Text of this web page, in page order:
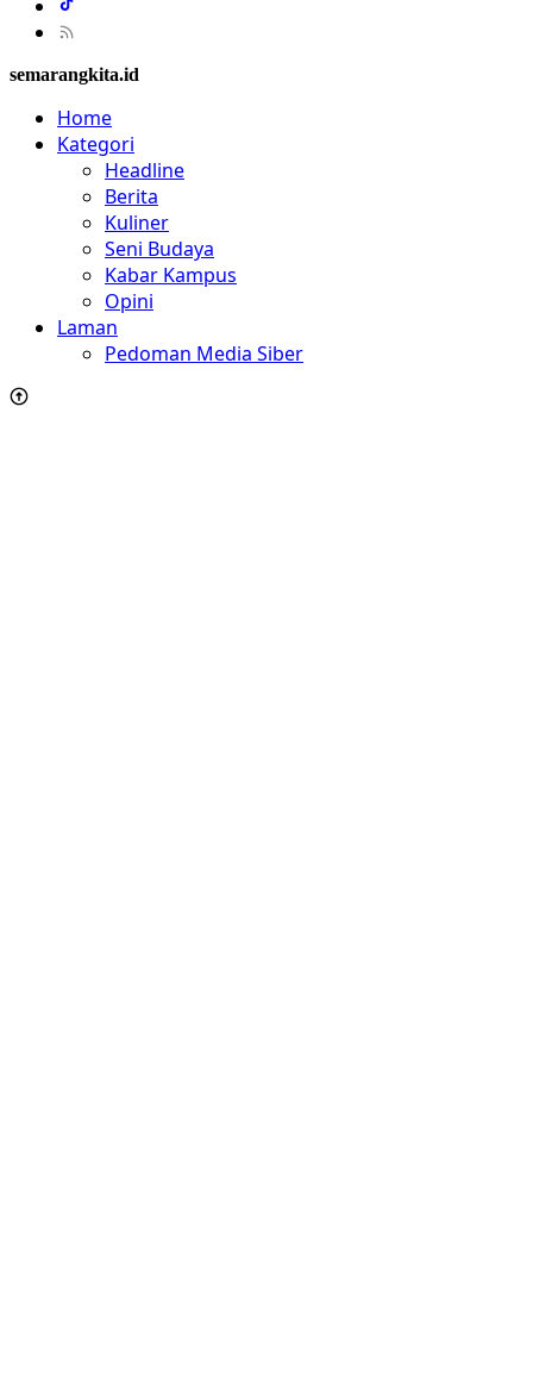
semarangkita.id
Home
Kategori
Headline
Berita
Kuliner
Seni Budaya
Kabar Kampus
Opini
Laman
Pedoman Media Siber